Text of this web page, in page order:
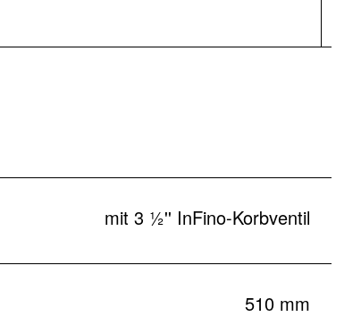
mit 3 ½'' InFino-Korbventil
510 mm